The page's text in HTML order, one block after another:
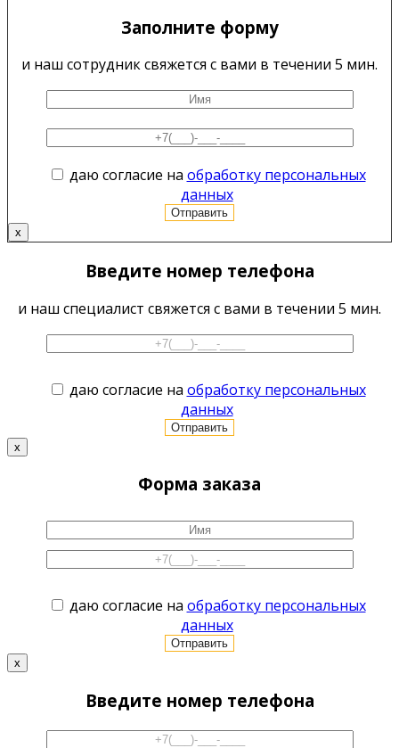
Заполните форму
и наш сотрудник свяжется с вами в течении 5 мин.
даю согласие на обработку персональных
данных
x
Введите номер телефона
и наш специалист свяжется с вами в течении 5 мин.
даю согласие на обработку персональных
данных
x
Форма заказа
даю согласие на обработку персональных
данных
x
Введите номер телефона